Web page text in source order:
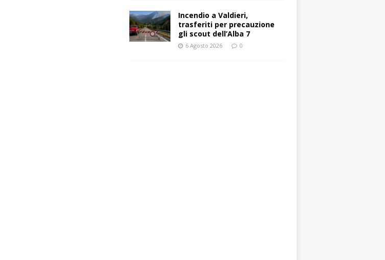
Incendio a Valdieri,
trasferiti per precauzione
gli scout dell’Alba 7
6 Agosto 2026 0